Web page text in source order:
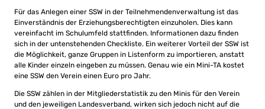
Für das Anlegen einer SSW in der Teilnehmendenverwaltung ist das
Einverständnis der Erziehungsberechtigten einzuholen. Dies kann
vereinfacht im Schulumfeld stattfinden. Informationen dazu finden
sich in der untenstehenden Checkliste. Ein weiterer Vorteil der SSW ist
die Möglichkeit, ganze Gruppen in Listenform zu importieren, anstatt
alle Kinder einzeln eingeben zu müssen. Genau wie ein Mini-TA kostet
eine SSW den Verein einen Euro pro Jahr.
Die SSW zählen in der Mitgliederstatistik zu den Minis für den Verein
und den jeweiligen Landesverband, wirken sich jedoch nicht auf die